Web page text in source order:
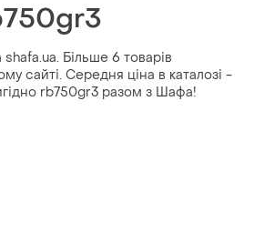
Більше 6 товарів
сайті. Середня ціна в каталозі -
rb750gr3 разом з Шафа!